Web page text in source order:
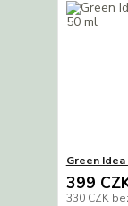
Green
399
330 CZK